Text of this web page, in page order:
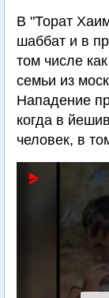
В "Торат
шаббат и в
том числе
семьи из
Нападение
когда в
человек, в